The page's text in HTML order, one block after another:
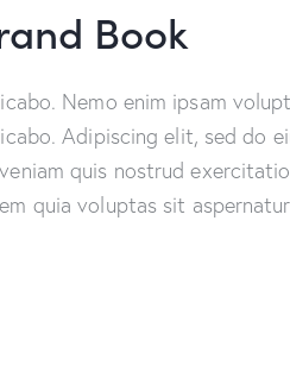
Book
Nemo enim ipsam
Adipiscing elit, sed do
quis nostrud
quia voluptas sit